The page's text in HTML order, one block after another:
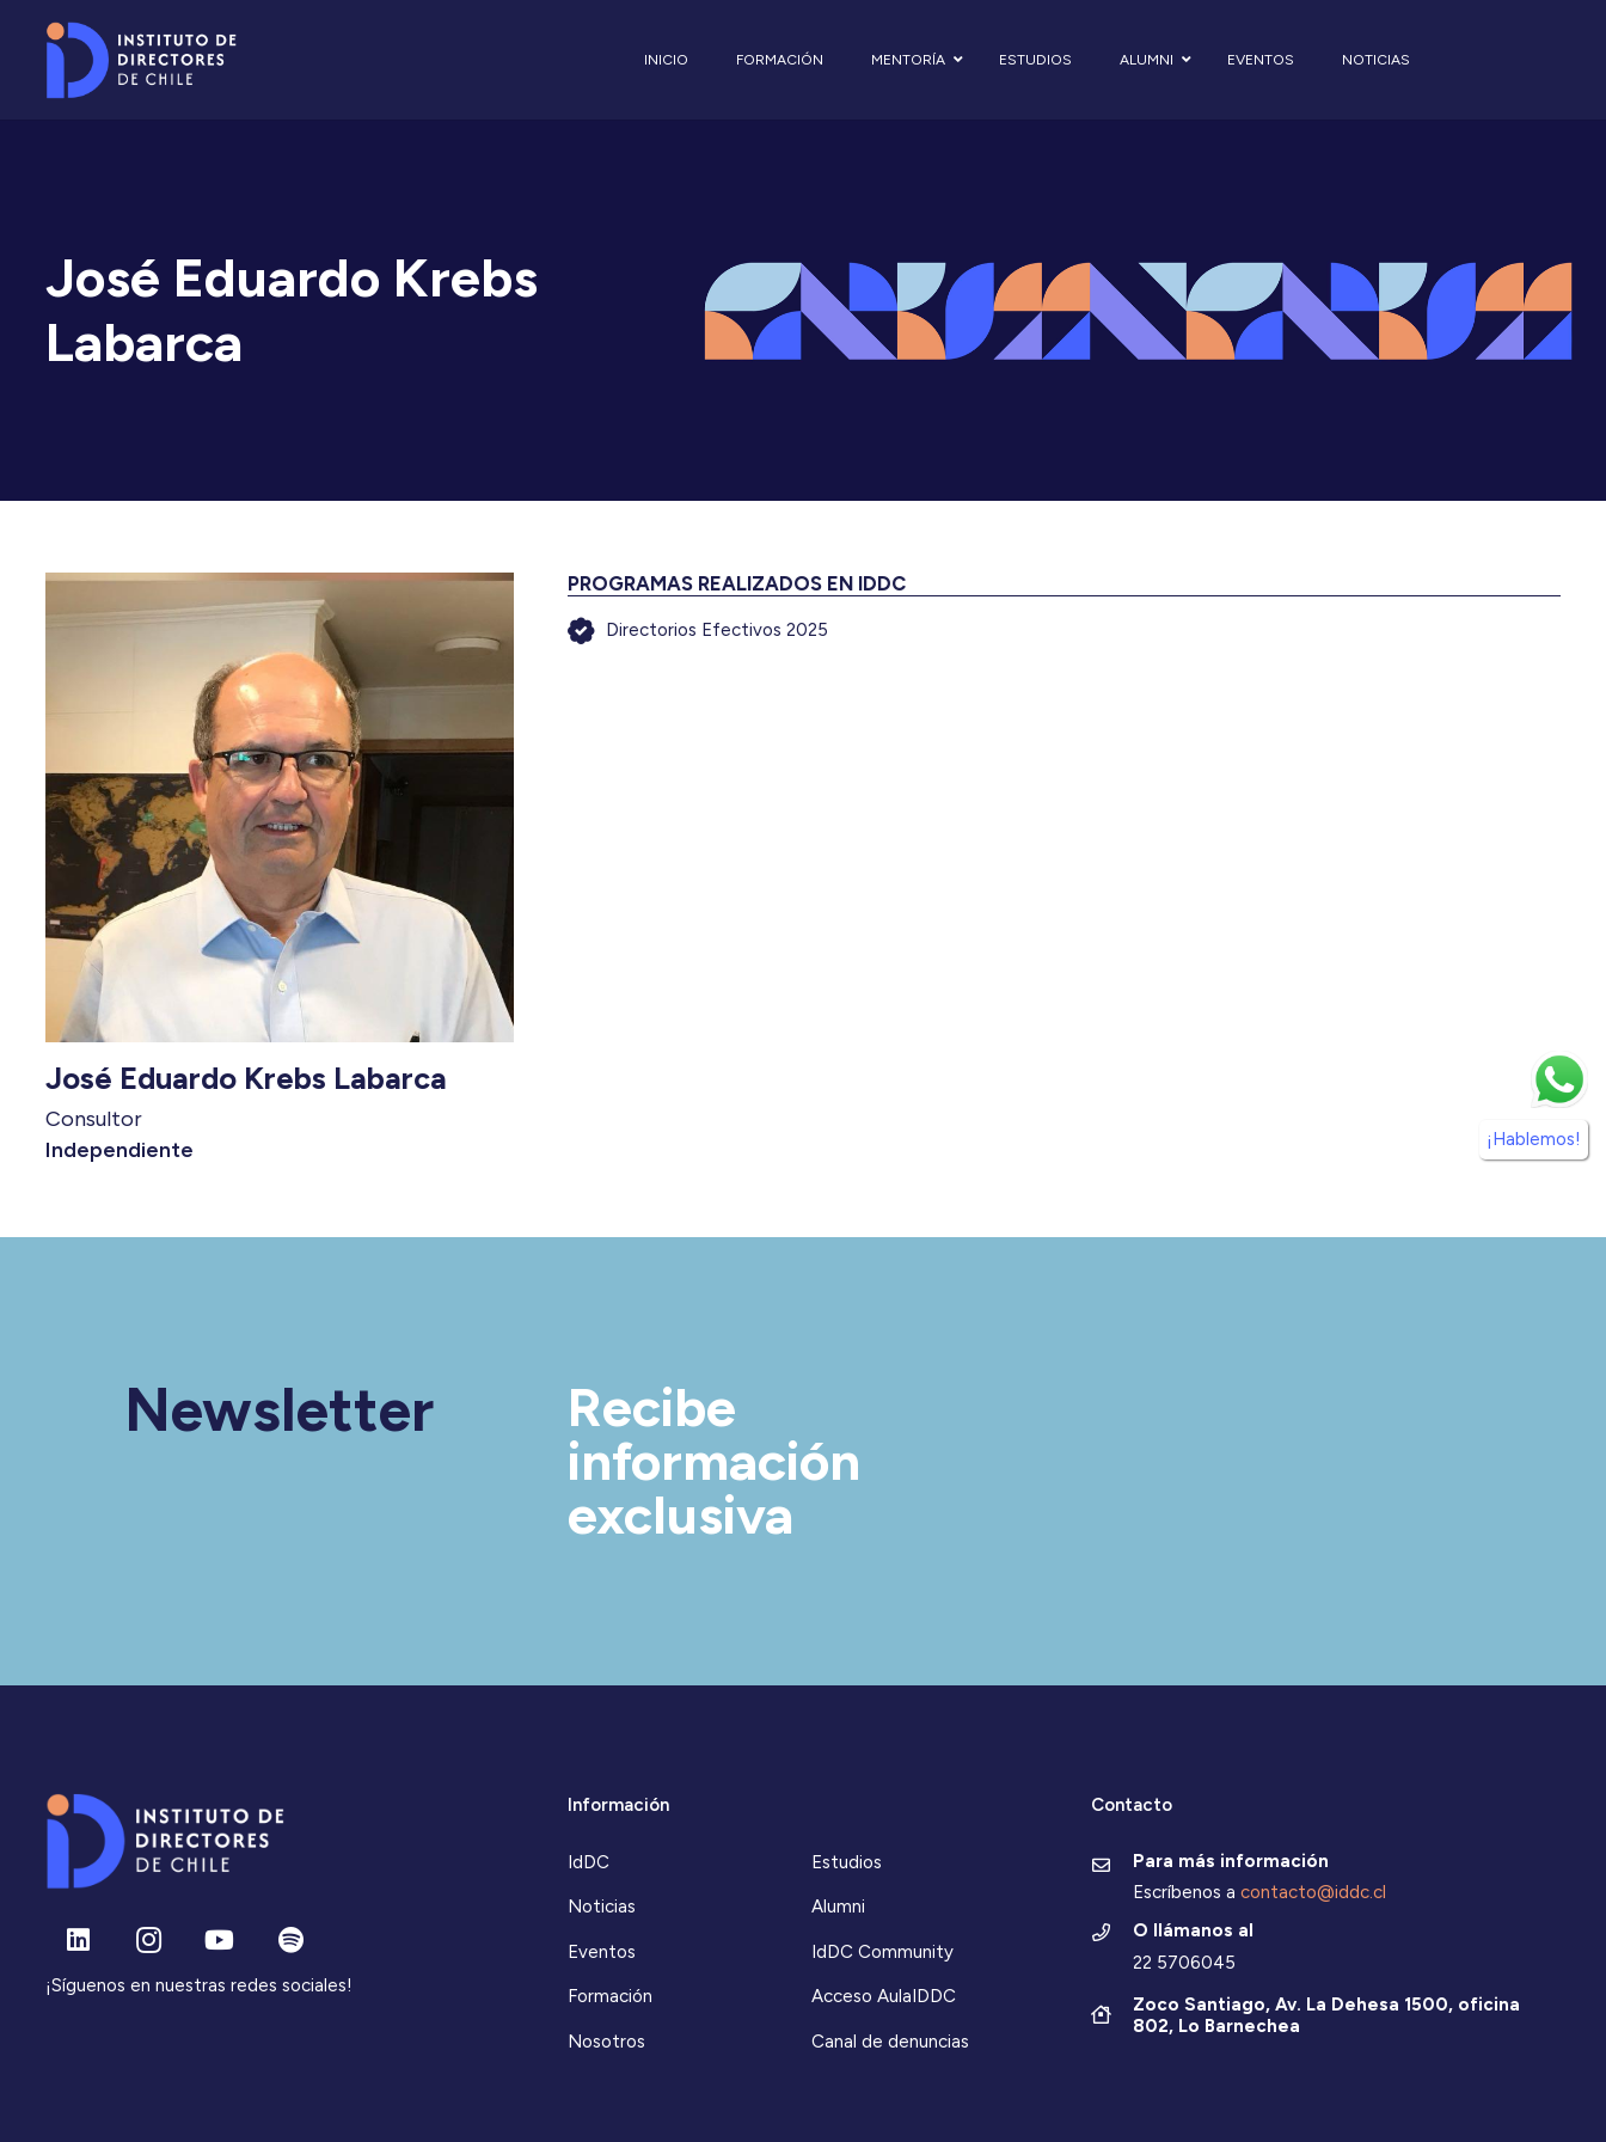
INICIO FORMACIÓN MENTORÍA ESTUDIOS ALUMNI EVENTOS NOTICIAS
José Eduardo Krebs
Labarca
José Eduardo Krebs Labarca
Consultor
Independiente
PROGRAMAS REALIZADOS EN IDDC
Directorios Efectivos 2025
Newsletter
Recibe
información
exclusiva
¡Síguenos en nuestras redes sociales!
Información
IdDC
Noticias
Eventos
Formación
Nosotros
Estudios
Alumni
IdDC Community
Acceso AulaIDDC
Canal de denuncias
Contacto
Para más información
Escríbenos a contacto@iddc.cl
O llámanos al
22 5706045
Zoco Santiago, Av. La Dehesa 1500, oficina
802, Lo Barnechea
¡Hablemos!